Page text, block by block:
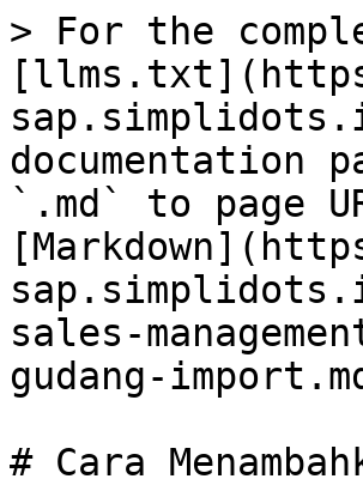
> For the
documentation
`.md` to page
sales-
gudang-
# Cara